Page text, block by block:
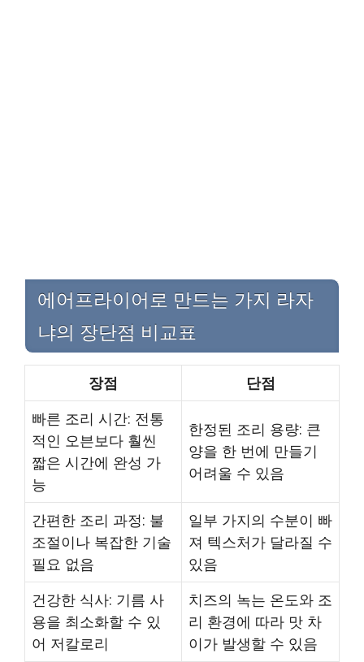
에어프라이어로 만드는 가지 라자
냐의 장단점 비교표
장점
단점
빠른 조리 시간: 전통
적인 오븐보다 훨씬
짧은 시간에 완성 가
능
한정된 조리 용량: 큰
양을 한 번에 만들기
어려울 수 있음
간편한 조리 과정: 불
조절이나 복잡한 기술
필요 없음
일부 가지의 수분이 빠
져 텍스처가 달라질 수
있음
건강한 식사: 기름 사
용을 최소화할 수 있
어 저칼로리
치즈의 녹는 온도와 조
리 환경에 따라 맛 차
이가 발생할 수 있음